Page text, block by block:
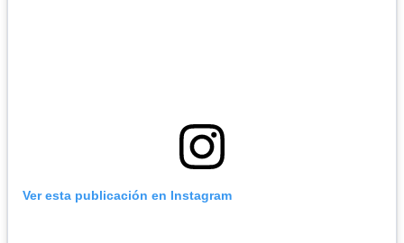
Ver esta publicación en Instagram